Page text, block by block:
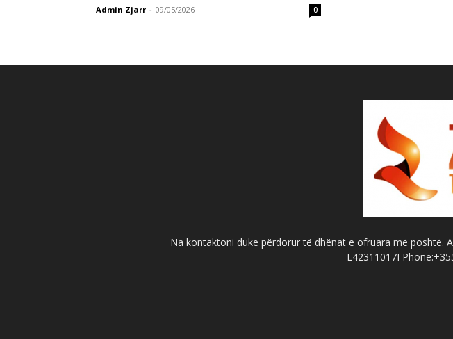
Admin Zjarr - 09/05/2026 0
Na kontaktoni duke përdorur të dhënat e ofruara më poshtë.
L42311017I